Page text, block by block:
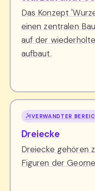
Das Konzept
einen zentralen
auf der
aufbaut.
VERWANDTER
Dreiecke
Dreiecke gehören
Figuren der